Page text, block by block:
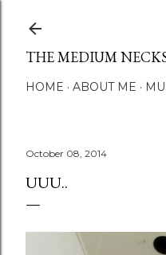
THE MEDIUM
HOME ABOUT ME
October 08, 2014
UUU..